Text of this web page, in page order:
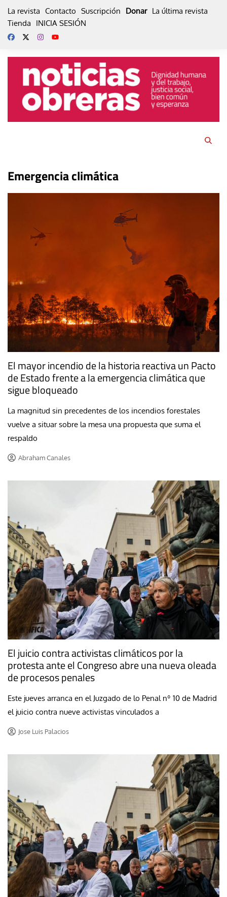
La revista Contacto Suscripción Donar La última revista
Tienda
INICIA SESIÓN
Emergencia climática
El mayor incendio de la historia reactiva un Pacto
de Estado frente a la emergencia climática que
sigue bloqueado
La magnitud sin precedentes de los incendios forestales
vuelve a situar sobre la mesa una propuesta que suma el
respaldo
Abraham Canales
El juicio contra activistas climáticos por la
protesta ante el Congreso abre una nueva oleada
de procesos penales
Este jueves arranca en el Juzgado de lo Penal nº 10 de Madrid
el juicio contra nueve activistas vinculados a
Jose Luis Palacios